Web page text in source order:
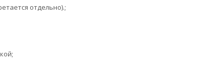
отдельно).;